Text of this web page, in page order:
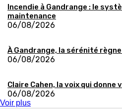
Incendie à Gandrange : le
maintenance
06/08/2026
À Gandrange, la sérénité
06/08/2026
Claire Cahen, la voix qui donne
06/08/2026
Voir plus